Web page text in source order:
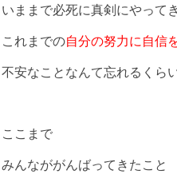
いままで必死に真剣にやって
これまでの自分の努力に自信
不安なことなんて忘れるくら
ここまで
みんなががんばってきたこと